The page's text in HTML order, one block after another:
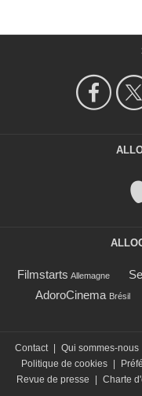
Filmstarts Allemagne
AdoroCinema Brésil
Contact | Qui sommes-nous
Politique de cookies |
Revue de presse
| Charte